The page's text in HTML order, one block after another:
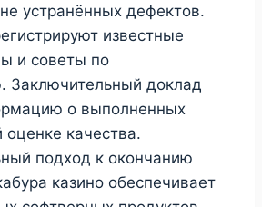
устранённых дефектов.
известные
и советы по
Заключительный доклад
о выполненных
качества.
подход к окончанию
казино обеспечивает